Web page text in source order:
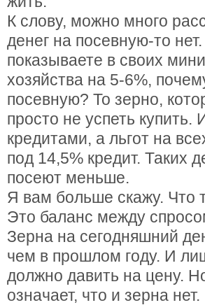
К слову, можно много
денег на посевную-то
показываете в своих
хозяйства на 5-6%,
посевную? То зерно,
просто не успеть
кредитами, а льгот на
под 14,5% кредит. Таких
посеют меньше.
Я вам больше скажу. Что
Это баланс между
Зерна на сегодняшний
чем в прошлом году. И
должно давить на цену.
означает, что и зерна